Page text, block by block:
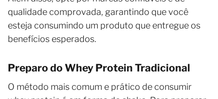
qualidade comprovada, garantindo que você
esteja consumindo um produto que entregue os
benefícios esperados.
Preparo do Whey Protein Tradicional
O método mais comum e prático de consumir